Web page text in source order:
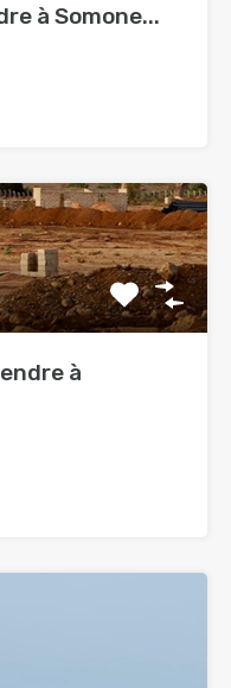
à Somone...
à